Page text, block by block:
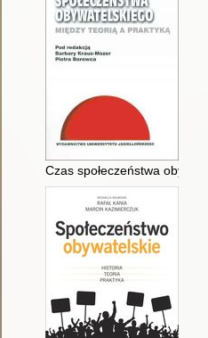
Czas społeczeństwa